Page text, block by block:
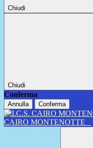
Chiudi
Chiudi
Conferma
Annulla Conferma
CAIRO MONTENOTTE